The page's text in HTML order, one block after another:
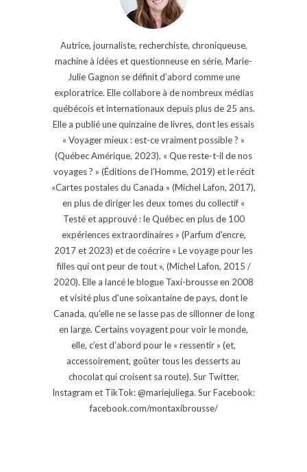
Autrice, journaliste, recherchiste, chroniqueuse,
machine à idées et questionneuse en série, Marie-
Julie Gagnon se définit d’abord comme une
exploratrice. Elle collabore à de nombreux médias
québécois et internationaux depuis plus de 25 ans.
Elle a publié une quinzaine de livres, dont les essais
« Voyager mieux : est-ce vraiment possible ? »
(Québec Amérique, 2023), « Que reste-t-il de nos
voyages ? » (Éditions de l'Homme, 2019) et le récit
«Cartes postales du Canada » (Michel Lafon, 2017),
en plus de diriger les deux tomes du collectif «
Testé et approuvé : le Québec en plus de 100
expériences extraordinaires » (Parfum d'encre,
2017 et 2023) et de coécrire « Le voyage pour les
filles qui ont peur de tout », (Michel Lafon, 2015 /
2020). Elle a lancé le blogue Taxi-brousse en 2008
et visité plus d'une soixantaine de pays, dont le
Canada, qu'elle ne se lasse pas de sillonner de long
en large. Certains voyagent pour voir le monde,
elle, c’est d’abord pour le « ressentir » (et,
accessoirement, goûter tous les desserts au
chocolat qui croisent sa route). Sur Twitter,
Instagram et TikTok: @mariejuliega. Sur Facebook:
facebook.com/montaxibrousse/